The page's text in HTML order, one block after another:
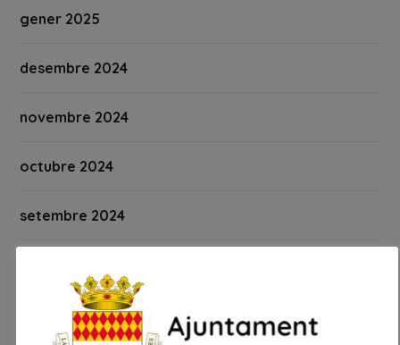
gener 2025
desembre 2024
novembre 2024
octubre 2024
setembre 2024
juliol 2024